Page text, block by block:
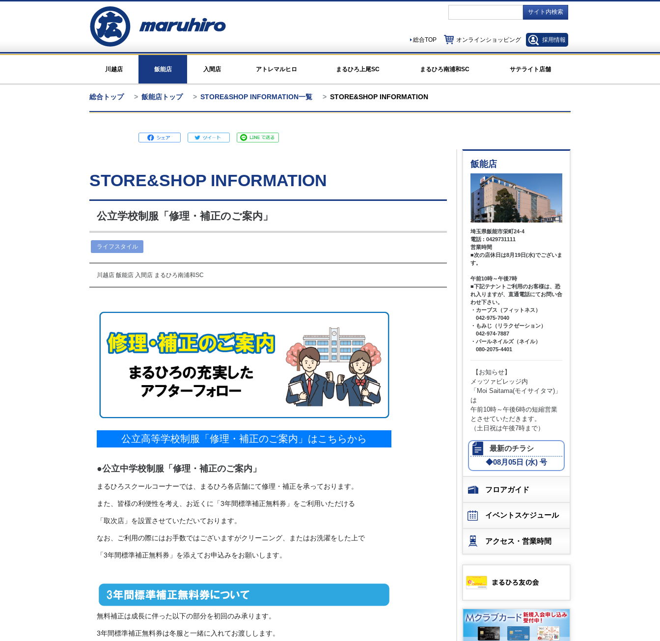
サイト内検索
総合TOP オンラインショッピング 採用情報
川越店 飯能店 入間店 アトレマルヒロ まるひろ上尾SC まるひろ南浦和SC サテライト店舗
総合トップ 飯能店トップ STORE&SHOP INFORMATION一覧 STORE&SHOP INFORMATION
STORE&SHOP INFORMATION
公立学校制服「修理・補正のご案内」
ライフスタイル
川越店 飯能店 入間店 まるひろ南浦和SC
公立高等学校制服「修理・補正のご案内」はこちらから
●公立中学校制服「修理・補正のご案内」
まるひろスクールコーナーでは、まるひろ各店舗にて修理・補正を承っております。
また、皆様の利便性を考え、お近くに「3年間標準補正無料券」をご利用いただける
「取次店」を設置させていただいております。
なお、ご利用の際にはお手数ではございますがクリーニング、またはお洗濯をした上で
「3年間標準補正無料券」を添えてお申込みをお願いします。
無料補正は成長に伴った以下の部分を初回のみ承ります。
3年間標準補正無料券は冬服と一緒に入れてお渡しします。
飯能店
埼玉県飯能市栄町24-4
電話 : 0429731111
営業時間
■次の店休日は8月19日(水)でございま
す。
午前10時～午後7時
■下記テナントご利用のお客様は、恐
れ入りますが、直通電話にてお問い合
わせ下さい。
・カーブス（フィットネス）
042-975-7040
・もみじ（リラクゼーション）
042-974-7887
・パールネイルズ（ネイル）
080-2075-4401
【お知らせ】
メッツァビレッジ内
「Moi Saitama(モイサイタマ)」
は
午前10時～午後6時の短縮営業
とさせていただきます。
（土日祝は午後7時まで）
最新のチラシ
◆08月05日 (水) 号
フロアガイド
イベントスケジュール
アクセス・営業時間